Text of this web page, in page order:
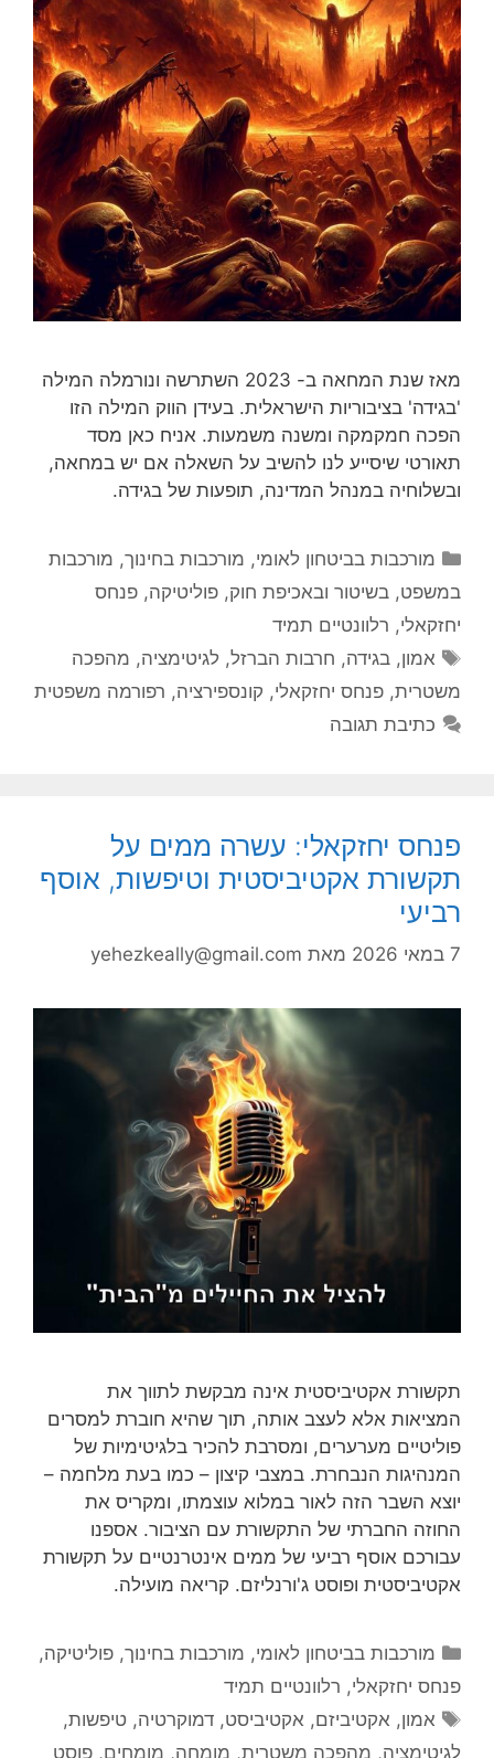
מאז שנת המחאה ב- 2023 השתרשה ונורמלה המילה
'בגידה' בציבוריות הישראלית. בעידן הווק המילה הזו
הפכה חמקמקה ומשנה משמעות. אניח כאן מסד
תאורטי שיסייע לנו להשיב על השאלה אם יש במחאה,
ובשלוחיה במנהל המדינה, תופעות של בגידה.
קטגוריות
מורכבות בביטחון לאומי, מורכבות בחינוך, מורכבות
במשפט, בשיטור ובאכיפת חוק, פוליטיקה, פנחס
יחזקאלי, רלוונטיים תמיד
תגיות
אמון,בגידה, חרבות הברזל, לגיטימציה, מהפכה
משטרית, פנחס יחזקאלי, קונספירציה, רפורמה משפטית
כתיבת תגובה
פנחס יחזקאלי: עשרה ממים על
תקשורת אקטיביסטית וטיפשות, אוסף
רביעי
7 במאי 2026 מאת yehezkeally@gmail.com
תקשורת אקטיביסטית אינה מבקשת לתווך את
המציאות אלא לעצב אותה, תוך שהיא חוברת למסרים
פוליטיים מערערים, ומסרבת להכיר בלגיטימיות של
המנהיגות הנבחרת. במצבי קיצון – כמו בעת מלחמה –
יוצא השבר הזה לאור במלוא עוצמתו, ומקריס את
החוזה החברתי של התקשורת עם הציבור. אספנו
עבורכם אוסף רביעי של ממים אינטרנטיים על תקשורת
אקטיביסטית ופוסט ג'ורנליזם. קריאה מועילה.
קטגוריות
מורכבות בביטחון לאומי, מורכבות בחינוך,פוליטיקה,
פנחס יחזקאלי, רלוונטיים תמיד
תגיות
אמון, אקטיביזם, אקטיביסט,דמוקרטיה,טיפשות,
לגיטימציה, מהפכה משטרית, מומחה, מומחים, פוסט